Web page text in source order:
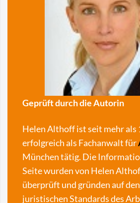
Geprüft durch die Autorin
Helen Althoff ist seit mehr als
erfolgreich als Fachanwalt für
München tätig. Die
Seite wurden von Helen
überprüft und gründen auf
juristischen Standards des